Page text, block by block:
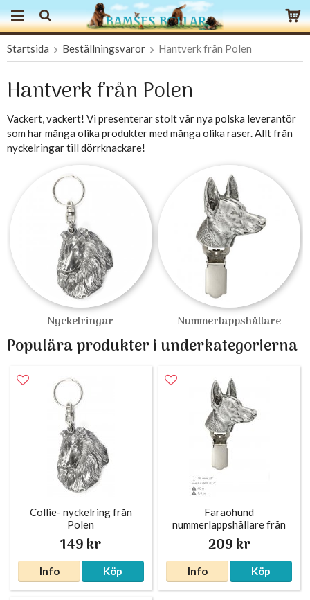
Produkten har blivit tillagd i varukorgen
Startsida Beställningsvaror Hantverk från Polen
Hantverk från Polen
Vackert, vackert! Vi presenterar stolt vår nya polska leverantör
som har många olika produkter med många olika raser. Allt från
nyckelringar till dörrknackare!
Nyckelringar Nummerlappshållare
Populära produkter i underkategorierna
Collie- nyckelring från
Polen
149 kr
Info Köp
Faraohund
nummerlappshållare från
Polen
209 kr
Info Köp